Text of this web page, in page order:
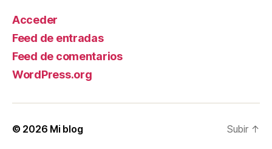
Acceder
Feed de entradas
Feed de comentarios
WordPress.org
© 2026 Mi blog Subir ↑